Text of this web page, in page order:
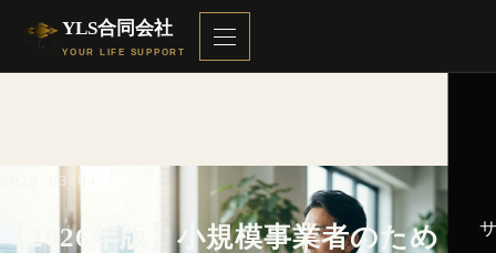
YLS合同会社
YOUR LIFE SUPPORT
2026.03.04
【2026年版】小規模事業者のため